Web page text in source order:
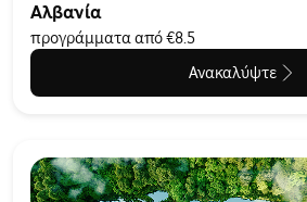
Αλβανία
προγράμματα από €8.5
Ανακαλύψτε